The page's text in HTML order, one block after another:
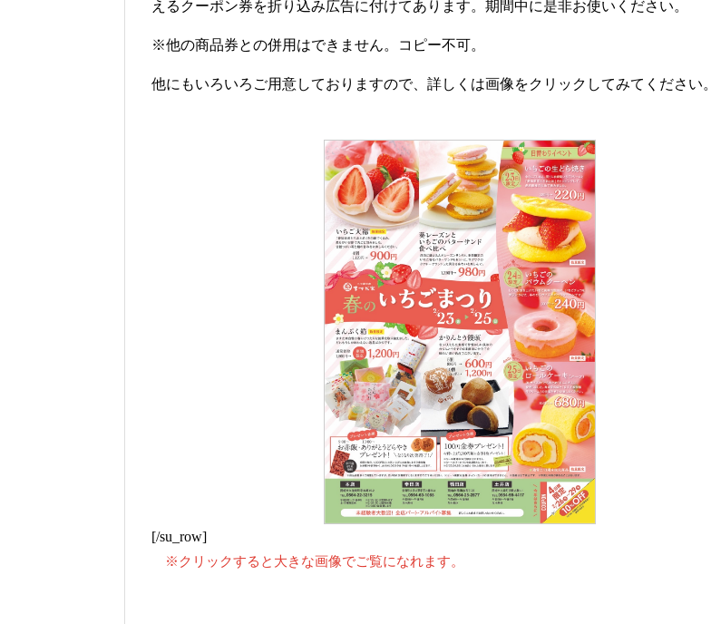
えるクーポン券を折り込み広告に付けてあります。期間中に是非お使いください。
※他の商品券との併用はできません。コピー不可。
他にもいろいろご用意しておりますので、詳しくは画像をクリックしてみてください。
[/su_row]
※クリックすると大きな画像でご覧になれます。